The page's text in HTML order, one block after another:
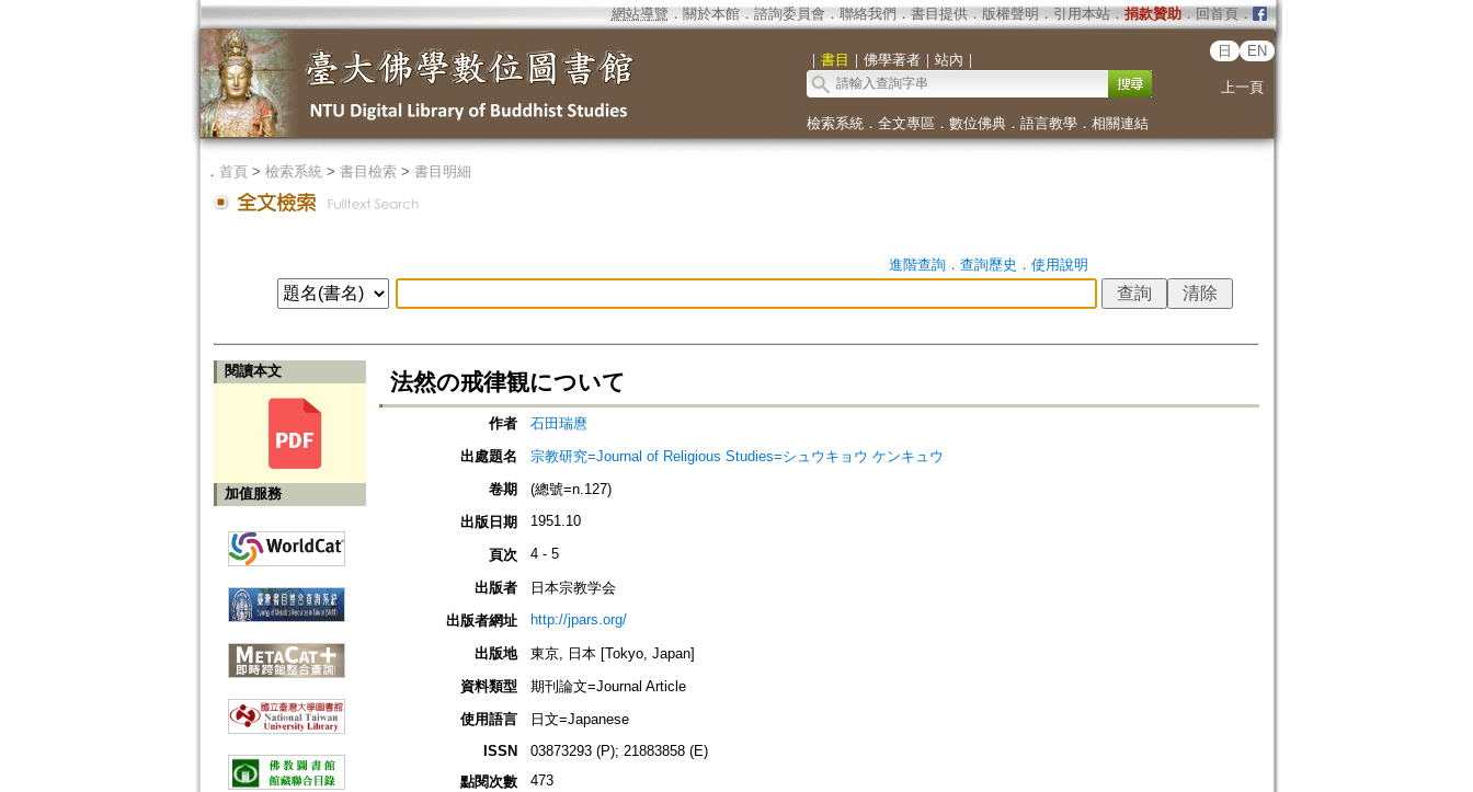
網站導覽 ． 關於本館． 諮詢委員會． 聯絡我們 ． 書目提供． 版權聲明 ． 引用本站． 捐款贊助．回首頁．
｜ 書目 ｜ 佛學著者｜ 站內 ｜
日 EN
上一頁
檢索系統． 全文專區 ． 數位佛典． 語言教學． 相關連結
． 首頁> 檢索系統> 書目檢索> 書目明細
進階查詢． 查詢歷史 ． 使用說明
閱讀本文
加值服務
法然の戒律観について
作者
石田瑞麿
出處題名
宗教研究=Journal of Religious Studies=シュウキョウ ケンキュウ
卷期
(總號=n.127)
出版日期
1951.10
頁次 4 - 5
出版者
日本宗教学会
出版者網址
http://jpars.org/
出版地
東京, 日本 [Tokyo, Japan]
資料類型
期刊論文=Journal Article
使用語言
日文=Japanese
ISSN
03873293 (P); 21883858 (E)
點閱次數
473